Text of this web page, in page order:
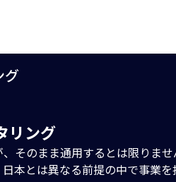
グ
リング
そのまま通用するとは限りませ
本とは異なる前提の中で事業